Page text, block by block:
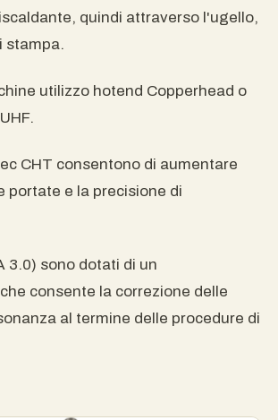
quindi attraverso l'ugello,
stampa.
utilizzo hotend Copperhead o
CHT consentono di aumentare
portate e la precisione di
3.0) sono dotati di un
consente la correzione delle
al termine delle procedure di